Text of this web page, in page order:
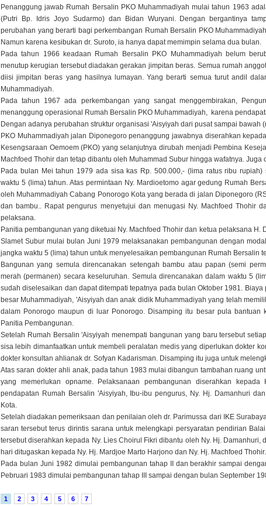
Penanggung jawab Rumah Bersalin PKO Muhammadiyah mulai tahun 1963
(Putri Bp. Idris Joyo Sudarmo) dan Bidan Wuryani. Dengan bergantinya
perubahan yang berarti bagi perkembangan Rumah Bersalin PKO
Namun karena kesibukan dr. Suroto, ia hanya dapat memimpin selama dua bulan.
Pada tahun 1966 keadaan Rumah Bersalin PKO Muhammadiyah belum
menutup kerugian tersebut diadakan gerakan jimpitan beras. Semua rumah
diisi jimpitan beras yang hasilnya lumayan. Yang berarti semua turut andil
Muhammadiyah.
Pada tahun 1967 ada perkembangan yang sangat menggembirakan,
menanggung operasional Rumah Bersalin PKO Muhammadiyah, karena
Dengan adanya perubahan struktur organisasi 'Aisyiyah dari pusat sampai bawah
PKO Muhammadiyah jalan Diponegoro penanggung jawabnya diserahkan
Kesengsaraan Oemoem (PKO) yang selanjutnya dirubah menjadi Pembina
Machfoed Thohir dan tetap dibantu oleh Muhammad Subur hingga wafatnya.
Pada bulan Mei tahun 1979 ada sisa kas Rp. 500.000,- (lima ratus ribu
waktu 5 (lima) tahun. Atas permintaan Ny. Mardioetomo agar gedung Rumah
oleh Muhammadiyah Cabang Ponorogo Kota yang berada di jalan Diponegoro
dan bambu.. Rapat pengurus menyetujui dan menugasi Ny. Machfoed Thohir
pelaksana.
Panitia pembangunan yang diketuai Ny. Machfoed Thohir dan ketua pelaksana H.
Slamet Subur mulai bulan Juni 1979 melaksanakan pembangunan dengan
jangka waktu 5 (lima) tahun untuk menyelesaikan pembangunan Rumah Bersalin
Bangunan yang semula direncanakan setengah bambu atau papan (semi
merah (permanen) secara keseluruhan. Semula direncanakan dalam waktu 5
sudah diselesaikan dan dapat ditempati tepatnya pada bulan Oktober 1981.
besar Muhammadiyah, 'Aisyiyah dan anak didik Muhammadiyah yang telah
dalam Ponorogo maupun di luar Ponorogo. Disamping itu besar pula bantuan
Panitia Pembangunan.
Setelah Rumah Bersalin 'Aisyiyah menempati bangunan yang baru tersebut
sisa lebih dimanfaatkan untuk membeli peralatan medis yang diperlukan dokter
dokter konsultan ahlianak dr. Sofyan Kadarisman. Disamping itu juga untuk
Atas saran dokter ahli anak, pada tahun 1983 mulai dibangun tambahan ruang
yang memerlukan opname. Pelaksanaan pembangunan diserahkan
pendapatan Rumah Bersalin 'Aisyiyah, Ibu-ibu pengurus, Ny. Hj. Damanhuri
Kota.
Setelah diadakan pemeriksaan dan penilaian oleh dr. Parimussa dari IKE
saran tersebut terus dirintis sarana untuk melengkapi persyaratan pendirian
tersebut diserahkan kepada Ny. Lies Choirul Fikri dibantu oleh Ny. Hj.
hari ditugaskan kepada Ny. Hj. Mardjoe Marto Harjono dan Ny. Hj. Machfoed Thohir.
Pada bulan Juni 1982 dimulai pembangunan tahap II dan berakhir sampai
Pebruari 1983 dimulai pembangunan tahap III sampai dengan bulan September
1 2 3 4 5 6 7